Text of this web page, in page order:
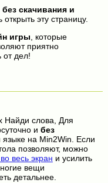
без скачивания и
открыть эту страницу.
игры , которые
приятно
от дел!
Найди слова, Для
и без
на Min2Win. Если
позволяют, можно
весь экран и усилить
вещи
детальнее.